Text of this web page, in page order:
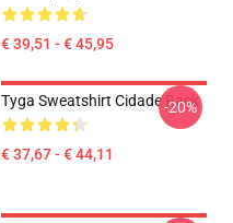
€ 39,51 - € 45,95
Tyga Sweatshirt Cidade Rack
€ 37,67 - € 44,11
-20%